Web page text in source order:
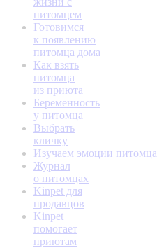
питомцем
Готовимся
к появлению
питомца дома
Как взять
питомца
из приюта
Беременность
у питомца
Выбрать
кличку
Изучаем эмоции питомца
Журнал
о питомцах
Kinpet для
продавцов
Kinpet
помогает
приютам